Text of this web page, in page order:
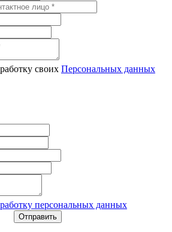
своих Персональных данных
персональных данных
Отправить